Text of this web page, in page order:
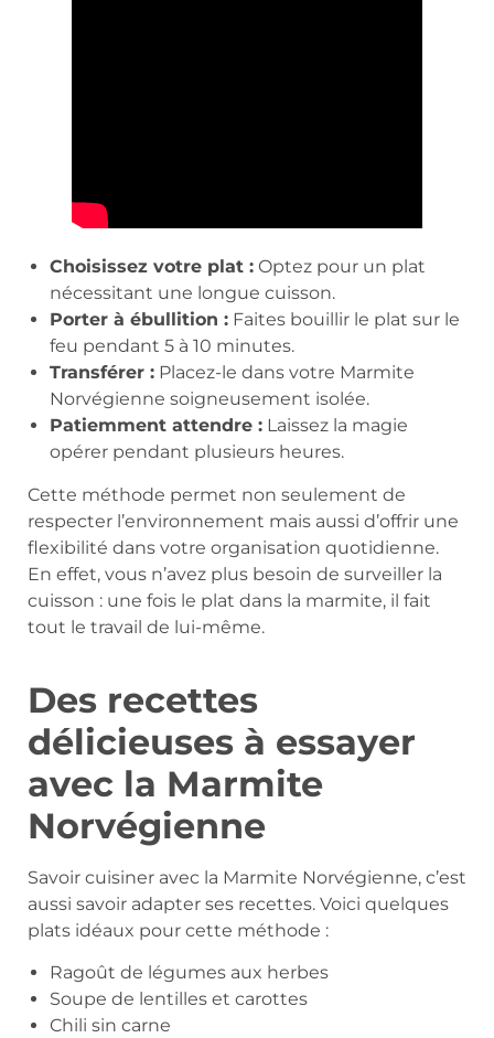
Choisissez votre plat : Optez pour un plat
nécessitant une longue cuisson.
Porter à ébullition : Faites bouillir le plat sur le
feu pendant 5 à 10 minutes.
Transférer : Placez-le dans votre Marmite
Norvégienne soigneusement isolée.
Patiemment attendre : Laissez la magie
opérer pendant plusieurs heures.
Cette méthode permet non seulement de
respecter l’environnement mais aussi d’offrir une
flexibilité dans votre organisation quotidienne.
En effet, vous n’avez plus besoin de surveiller la
cuisson : une fois le plat dans la marmite, il fait
tout le travail de lui-même.
Des recettes
délicieuses à essayer
avec la Marmite
Norvégienne
Savoir cuisiner avec la Marmite Norvégienne, c’est
aussi savoir adapter ses recettes. Voici quelques
plats idéaux pour cette méthode :
Ragoût de légumes aux herbes
Soupe de lentilles et carottes
Chili sin carne